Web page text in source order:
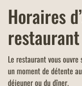
Horaires
restaurant
Le restaurant vous
un moment de détente
déjeuner ou du dîner.